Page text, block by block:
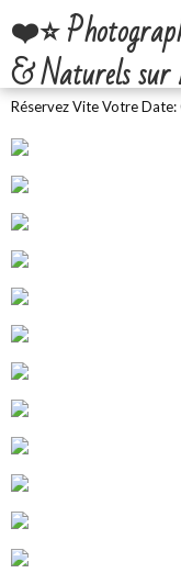
to
content
❤️⭐
& Naturels sur
Réservez Vite Votre